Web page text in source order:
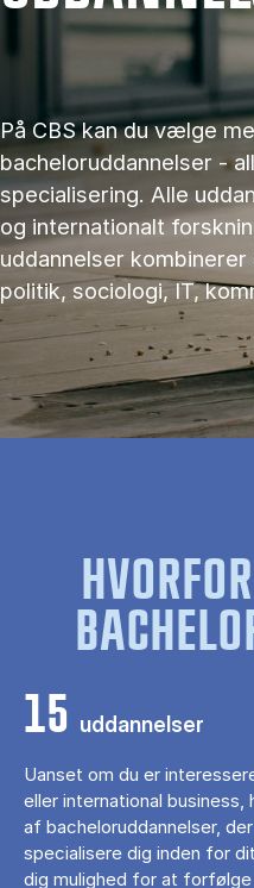
På CBS kan du vælge
bacheloruddannelser -
specialisering. Alle
og internationalt
uddannelser
politik, sociologi, IT,
15 uddannelser
Uanset om du er
eller international
af bacheloruddannelser,
specialisere dig inden for
dig mulighed for at